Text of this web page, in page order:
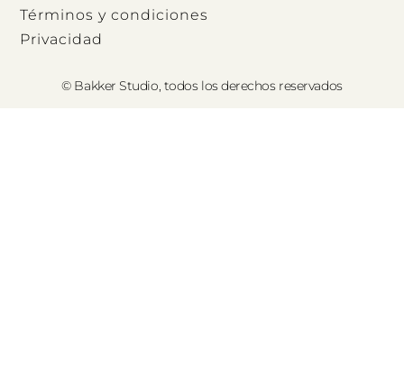
Términos y condiciones
Privacidad
© Bakker Studio, todos los derechos reservados